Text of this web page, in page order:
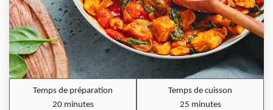
Temps de préparation
20 minutes
Temps de cuisson
25 minutes